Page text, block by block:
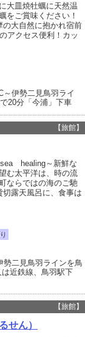
大皿焼牡蠣に天然温
ご賞味ください！
の大自然に抱かれ宿前
アクセス便利！カッ
伊勢二見鳥羽ライ
20分「今浦」下車
【旅館】
healing～新鮮な
む太平洋は、時の流
ならではの海のご馳
露天風呂に、食事は
二見鳥羽ラインを鳥
近鉄線、鳥羽駅下
【旅館】
せん）